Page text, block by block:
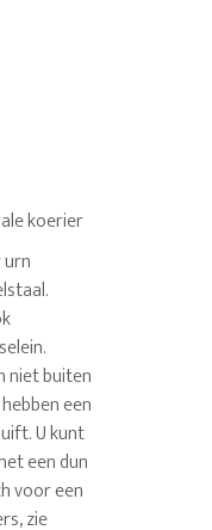
koerier
niet buiten
een
U kunt
een dun
voor een
zie